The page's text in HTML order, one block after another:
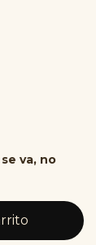
va, no